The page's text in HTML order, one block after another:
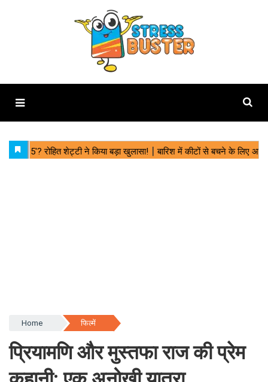
Home फिल्में
प्रियामणि और मुस्तफा राज की प्रेम